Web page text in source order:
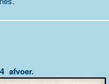
afvoer.